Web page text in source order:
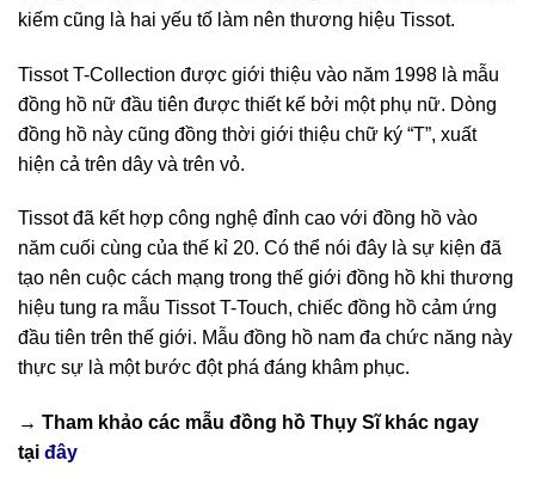
kiếm cũng là hai yếu tố làm nên thương hiệu Tissot.
Tissot T-Collection được giới thiệu vào năm 1998 là mẫu
đồng hồ nữ đầu tiên được thiết kế bởi một phụ nữ. Dòng
đồng hồ này cũng đồng thời giới thiệu chữ ký “T”, xuất
hiện cả trên dây và trên vỏ.
Tissot đã kết hợp công nghệ đỉnh cao với đồng hồ vào
năm cuối cùng của thế kỉ 20. Có thể nói đây là sự kiện đã
tạo nên cuộc cách mạng trong thế giới đồng hồ khi thương
hiệu tung ra mẫu Tissot T-Touch, chiếc đồng hồ cảm ứng
đầu tiên trên thế giới. Mẫu đồng hồ nam đa chức năng này
thực sự là một bước đột phá đáng khâm phục.
→ Tham khảo các mẫu đồng hồ Thụy Sĩkhác ngay
tại đây